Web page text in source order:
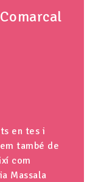
en tes i
també de
com
Massala